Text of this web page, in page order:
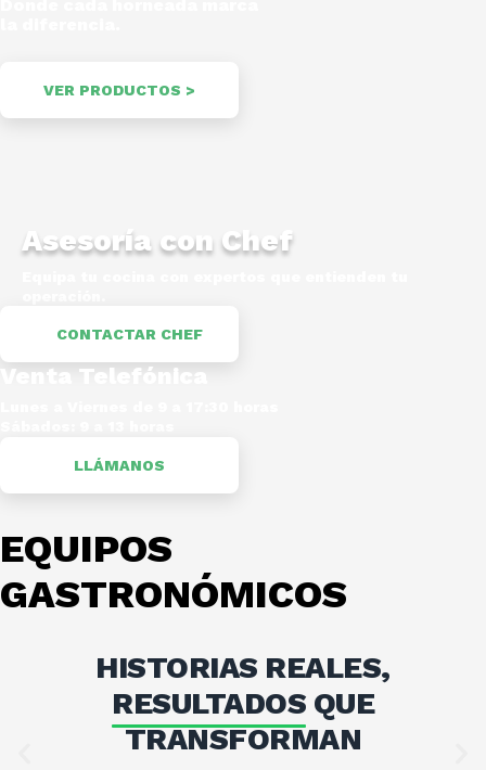
VER PRODUCTOS >
Asesoría con Chef
CONTACTAR CHEF
Venta Telefónica
LLÁMANOS
EQUIPOS
GASTRONÓMICOS
HISTORIAS REALES,
RESULTADOS QUE
TRANSFORMAN